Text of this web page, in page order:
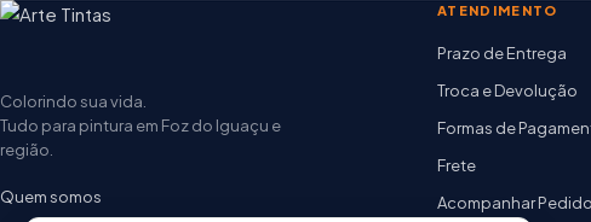
Colorindo sua vida.
Tudo para pintura em Foz do Iguaçu e
região.
Quem somos
ATENDIMENTO
Prazo de Entrega
Troca e Devolução
Formas de
Frete
Acompanhar Pedido